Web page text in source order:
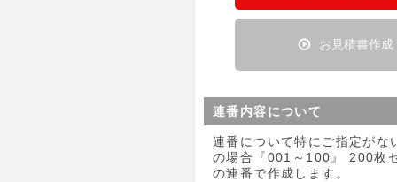
お見積書作成
連番内容について
連番について特にご指定が
の場合『001～100』 200枚
の連番で作成します。